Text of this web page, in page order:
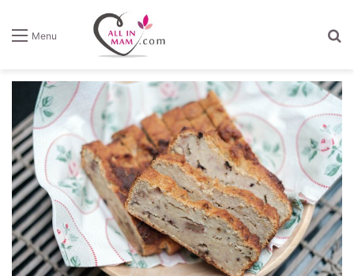
Menu